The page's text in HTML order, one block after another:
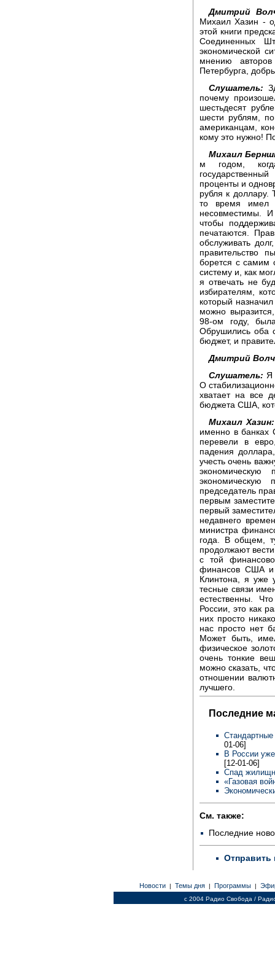
Дмитрий
Михаил Хазин -
этой книги
Соединенных
экономической
мнению
Петербурга,
Слушатель:
почему
шестьдесят
шести рублям,
американцам,
кому это нужно!
Михаил
м годом,
проценты и
рубля к доллару.
то время имел
несовместимы. И
чтобы
печатаются.
обслуживать
правительство
борется с самим
систему и, как
я отвечать не
избирателям,
который
можно
98-ом году,
Обрушились оба
бюджет, и
Дмитрий
Слушатель: Я
О
хватает на все
бюджета США,
Михаил Хазин:
именно в банках
перевели в
падения
учесть очень
председатель
первым
первый
недавнего
министра
года. В общем,
продолжают
с той
финансов США и
Клинтона, я
тесные связи
естественны.
России, это как
них просто
нас просто нет
Может быть,
физическое
очень тонкие
можно сказать,
отношении
лучшего.
Последние
01-06]
В России
[12-01-06]
Спад
«Газовая
См. также:
Последние
Отправить
Новости | Темы дня | Программы |
c 2004 Радио Свобода /